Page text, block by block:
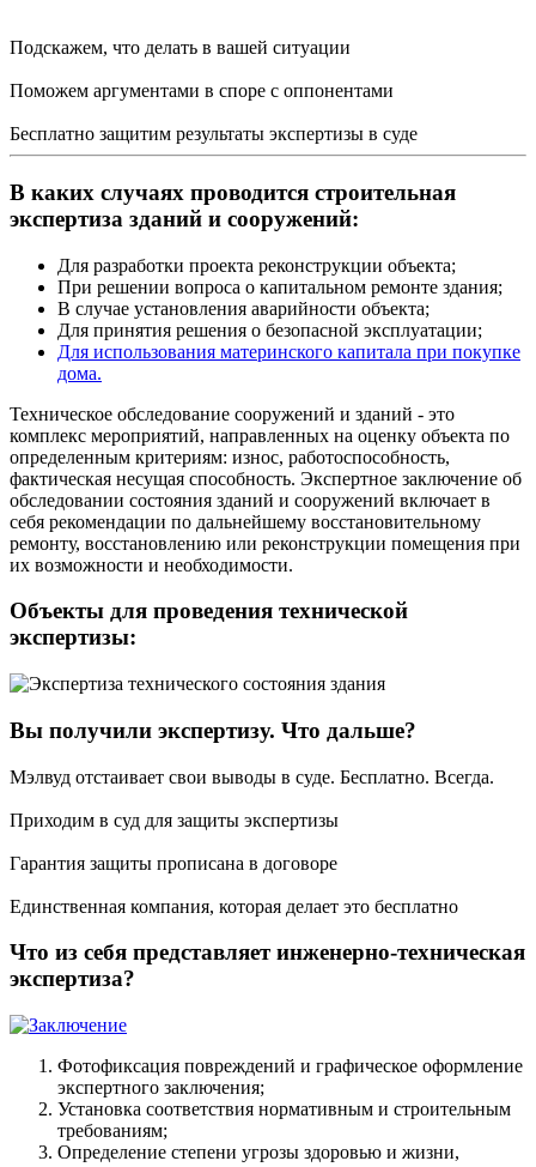
Подскажем, что делать в вашей ситуации
Поможем аргументами в споре с оппонентами
Бесплатно защитим результаты экспертизы в суде
В каких случаях проводится строительная
экспертиза зданий и сооружений:
Для разработки проекта реконструкции объекта;
При решении вопроса о капитальном ремонте здания;
В случае установления аварийности объекта;
Для принятия решения о безопасной эксплуатации;
Для использования материнского капитала при покупке
дома.
Техническое обследование сооружений и зданий - это
комплекс мероприятий, направленных на оценку объекта по
определенным критериям: износ, работоспособность,
фактическая несущая способность. Экспертное заключение об
обследовании состояния зданий и сооружений включает в
себя рекомендации по дальнейшему восстановительному
ремонту, восстановлению или реконструкции помещения при
их возможности и необходимости.
Объекты для проведения технической
экспертизы:
Вы получили экспертизу. Что дальше?
Мэлвуд отстаивает свои выводы в суде. Бесплатно. Всегда.
Приходим в суд для защиты экспертизы
Гарантия защиты прописана в договоре
Единственная компания, которая делает это бесплатно
Что из себя представляет инженерно-техническая
экспертиза?
Фотофиксация повреждений и графическое оформление
экспертного заключения;
Установка соответствия нормативным и строительным
требованиям;
Определение степени угрозы здоровью и жизни,